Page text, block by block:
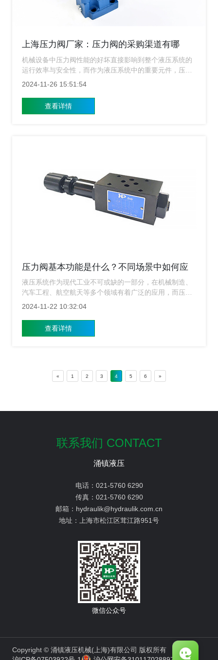
上海压力阀厂家：压力阀的采购渠道有哪
些？选择时应考虑哪些因素？
机械设备中压力阀性能的好坏直接影响到整个液压系统的
运行效率与安全性，而作为液压系统中的重要元件，压力
阀的选择与采购显得尤为重要，上海涌镇液压将围绕“压力
虑哪些因素？”这两个核心问题进行探讨，主要为相关企业
或个人提供有价值的参考信息。
2024-11-26 15:51:54
查看详情
压力阀基本功能是什么？不同场景中如何应
用？
液压系统作为现代工业不可或缺的一部分，在机械制造、
汽车工程、航空航天等多个领域有着广泛的应用，而压力
阀作为液压系统中的关键组件之一，重要性不言而喻，上
景中的作用，帮助您深入了解这一技术领域。
2024-11-22 10:32:04
查看详情
« 1 2 3 4 5 6 »
联系我们 CONTACT
涌镇液压
电话： 021-5760 6290
传真： 021-5760 6290
邮箱： hydraulik@hydraulik.com.cn
地址： 上海市松江区茸江路951号
微信公众号
Copyright © 涌镇液压机械(上海)有限公司 版权所有